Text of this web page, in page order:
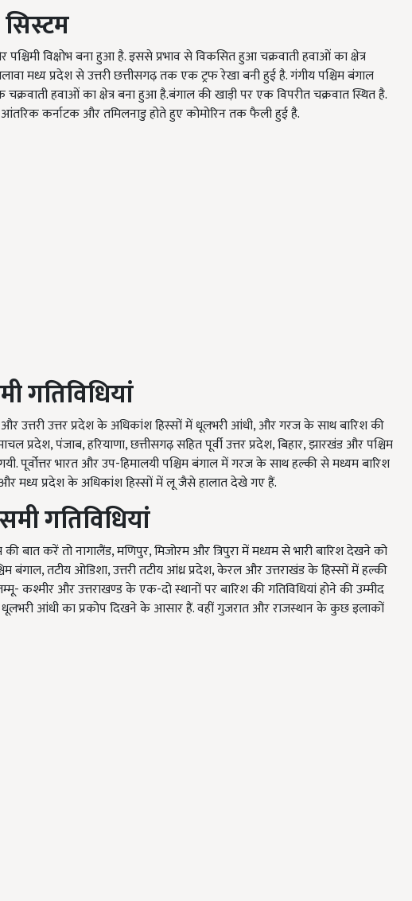
विक्षोभ बना हुआ है. इससे प्रभाव से विकसित हुआ चक्रवाती हवाओं का क्षेत्र
मध्य प्रदेश से उत्तरी छत्तीसगढ़ तक एक ट्रफ रेखा बनी हुई है. गंगीय पश्चिम बंगाल
हवाओं का क्षेत्र बना हुआ है.बंगाल की खाड़ी पर एक विपरीत चक्रवात स्थित है.
आंतरिक कर्नाटक और तमिलनाडु होते हुए कोमोरिन तक फैली हुई है.
गतिविधियां
उत्तरी उत्तर प्रदेश के अधिकांश हिस्सों में धूलभरी आंधी, और गरज के साथ बारिश की
प्रदेश, पंजाब, हरियाणा, छत्तीसगढ़ सहित पूर्वी उत्तर प्रदेश, बिहार, झारखंड और पश्चिम
पूर्वोत्तर भारत और उप-हिमालयी पश्चिम बंगाल में गरज के साथ हल्की से मध्यम बारिश
और मध्य प्रदेश के अधिकांश हिस्सों में लू जैसे हालात देखे गए हैं.
गतिविधियां
बात करें तो नागालैंड, मणिपुर, मिजोरम और त्रिपुरा में मध्यम से भारी बारिश देखने को
बंगाल, तटीय ओडिशा, उत्तरी तटीय आंध्र प्रदेश, केरल और उत्तराखंड के हिस्सों में हल्की
कश्मीर और उत्तराखण्ड के एक-दो स्थानों पर बारिश की गतिविधियां होने की उम्मीद
आंधी का प्रकोप दिखने के आसार हैं. वहीं गुजरात और राजस्थान के कुछ इलाकों